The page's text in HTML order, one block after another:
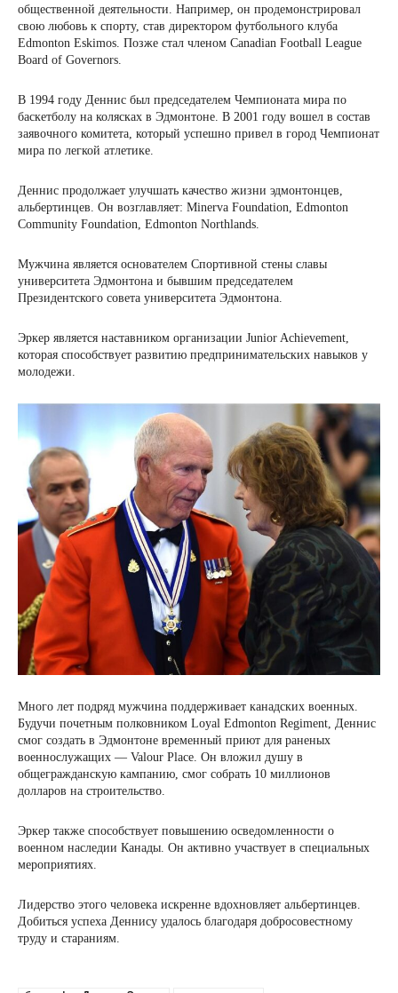
общественной деятельности. Например, он продемонстрировал
свою любовь к спорту, став директором футбольного клуба
Edmonton Eskimos. Позже стал членом Canadian Football League
Board of Governors.
В 1994 году Деннис был председателем Чемпионата мира по
баскетболу на колясках в Эдмонтоне. В 2001 году вошел в состав
заявочного комитета, который успешно привел в город Чемпионат
мира по легкой атлетике.
Деннис продолжает улучшать качество жизни эдмонтонцев,
альбертинцев. Он возглавляет: Minerva Foundation, Edmonton
Community Foundation, Edmonton Northlands.
Мужчина является основателем Спортивной стены славы
университета Эдмонтона и бывшим председателем
Президентского совета университета Эдмонтона.
Эркер является наставником организации Junior Achievement,
которая способствует развитию предпринимательских навыков у
молодежи.
Много лет подряд мужчина поддерживает канадских военных.
Будучи почетным полковником Loyal Edmonton Regiment, Деннис
смог создать в Эдмонтоне временный приют для раненых
военнослужащих — Valour Place. Он вложил душу в
общегражданскую кампанию, смог собрать 10 миллионов
долларов на строительство.
Эркер также способствует повышению осведомленности о
военном наследии Канады. Он активно участвует в специальных
мероприятиях.
Лидерство этого человека искренне вдохновляет альбертинцев.
Добиться успеха Деннису удалось благодаря добросовестному
труду и стараниям.